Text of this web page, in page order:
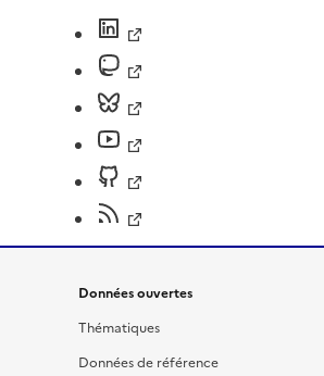
Données ouvertes
Thématiques
Données de référence